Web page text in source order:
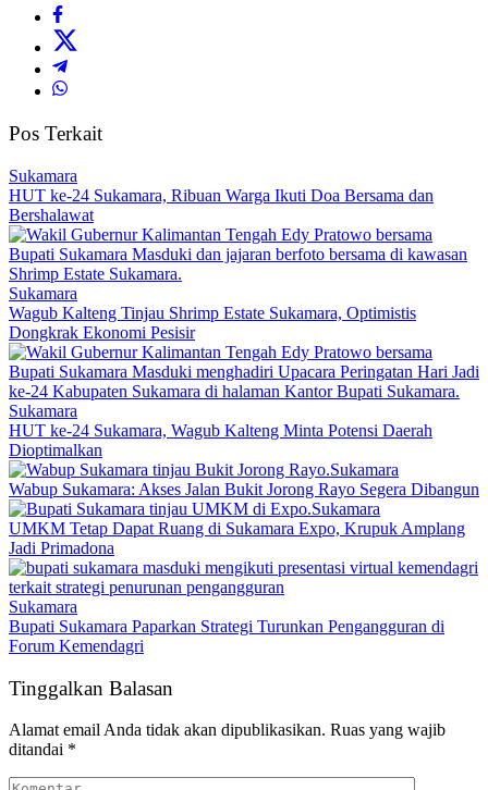
Pos Terkait
Sukamara
HUT ke-24 Sukamara, Ribuan Warga Ikuti Doa Bersama dan
Bershalawat
Sukamara
Wagub Kalteng Tinjau Shrimp Estate Sukamara, Optimistis
Dongkrak Ekonomi Pesisir
Sukamara
HUT ke-24 Sukamara, Wagub Kalteng Minta Potensi Daerah
Dioptimalkan
Sukamara
Wabup Sukamara: Akses Jalan Bukit Jorong Rayo Segera Dibangun
Sukamara
UMKM Tetap Dapat Ruang di Sukamara Expo, Krupuk Amplang
Jadi Primadona
Sukamara
Bupati Sukamara Paparkan Strategi Turunkan Pengangguran di
Forum Kemendagri
Tinggalkan Balasan
Alamat email Anda tidak akan dipublikasikan. Ruas yang wajib
ditandai *